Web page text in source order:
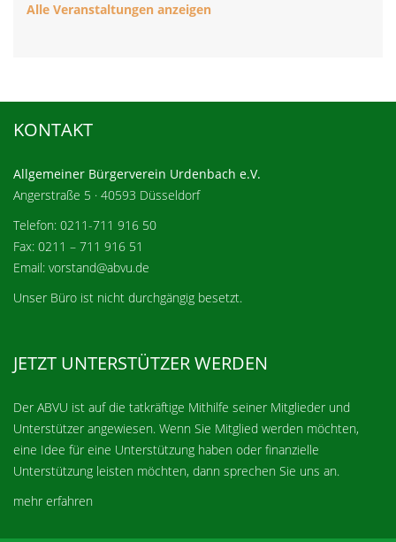
Alle Veranstaltungen anzeigen
KONTAKT
Allgemeiner Bürgerverein Urdenbach e.V.
Angerstraße 5 · 40593 Düsseldorf
Telefon: 0211-711 916 50
Fax: 0211 – 711 916 51
Email: vorstand@abvu.de
Unser Büro ist nicht durchgängig besetzt.
JETZT UNTERSTÜTZER WERDEN
Der ABVU ist auf die tatkräftige Mithilfe seiner Mitglieder und
Unterstützer angewiesen. Wenn Sie Mitglied werden möchten,
eine Idee für eine Unterstützung haben oder finanzielle
Unterstützung leisten möchten, dann sprechen Sie uns an.
mehr erfahren